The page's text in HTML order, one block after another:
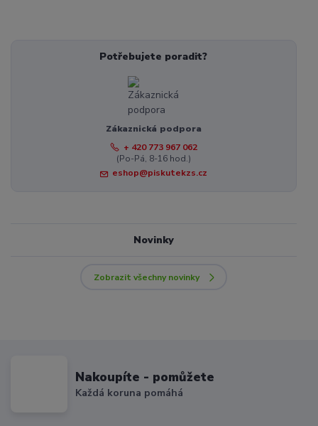
Potřebujete poradit?
Zákaznická podpora
+ 420 773 967 062
(Po-Pá, 8-16 hod.)
eshop@piskutekzs.cz
Novinky
Zobrazit všechny novinky
Nakoupíte - pomůžete
Každá koruna pomáhá